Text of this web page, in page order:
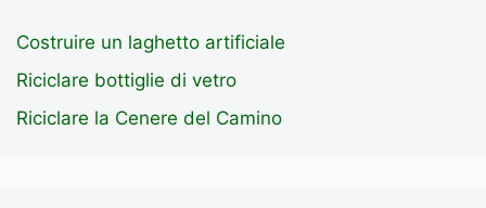
Costruire un laghetto artificiale
Riciclare bottiglie di vetro
Riciclare la Cenere del Camino